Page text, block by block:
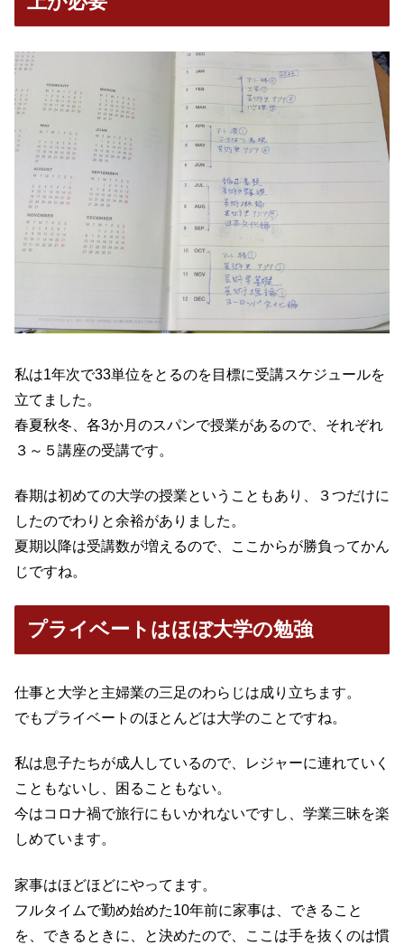
私は1年次で33単位をとるのを目標に受講スケジュールを
立てました。
春夏秋冬、各3か月のスパンで授業があるので、それぞれ
３～５講座の受講です。
春期は初めての大学の授業ということもあり、３つだけに
したのでわりと余裕がありました。
夏期以降は受講数が増えるので、ここからが勝負ってかん
じですね。
プライベートはほぼ大学の勉強
仕事と大学と主婦業の三足のわらじは成り立ちます。
でもプライベートのほとんどは大学のことですね。
私は息子たちが成人しているので、レジャーに連れていく
こともないし、困ることもない。
今はコロナ禍で旅行にもいかれないですし、学業三昧を楽
しめています。
家事はほどほどにやってます。
フルタイムで勤め始めた10年前に家事は、できること
を、できるときに、と決めたので、ここは手を抜くのは慣